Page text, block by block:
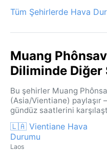
Tüm Şehirlerde Hava
Muang
Diliminde Diğer
Bu şehirler Muang
(Asia/Vientiane) paylaşır
gündüz saatlerini
🇱🇦 Vientiane Hava
Durumu
Laos